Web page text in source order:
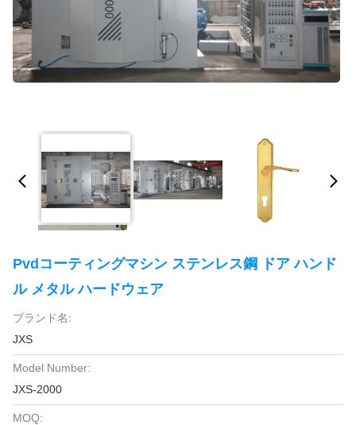
Pvdコーティングマシン ステンレス鋼 ドア ハンド
ル メタル ハードウェア
ブランド名:
JXS
Model Number:
JXS-2000
MOQ: